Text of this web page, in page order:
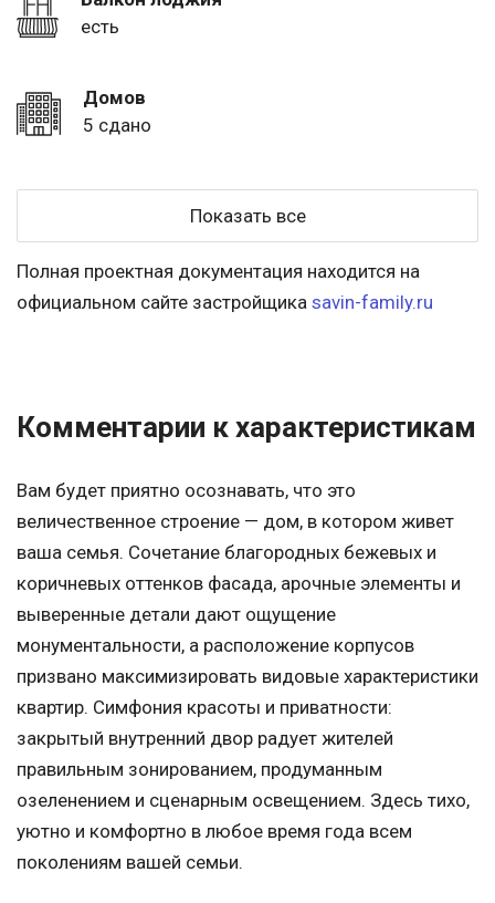
есть
Домов
5 сдано
Показать все
Полная проектная документация находится на
официальном сайте застройщика savin-family.ru
Комментарии к характеристикам
Вам будет приятно осознавать, что это
величественное строение — дом, в котором живет
ваша семья. Сочетание благородных бежевых и
коричневых оттенков фасада, арочные элементы и
выверенные детали дают ощущение
монументальности, а расположение корпусов
призвано максимизировать видовые характеристики
квартир. Симфония красоты и приватности:
закрытый внутренний двор радует жителей
правильным зонированием, продуманным
озеленением и сценарным освещением. Здесь тихо,
уютно и комфортно в любое время года всем
поколениям вашей семьи.